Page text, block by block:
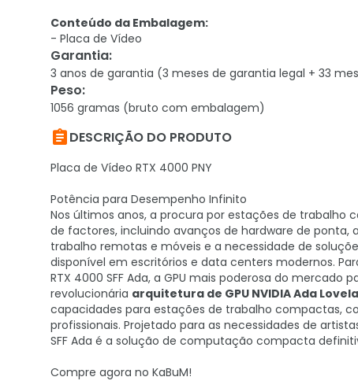
Conteúdo da Embalagem:
- Placa de Vídeo
Garantia:
3 anos de garantia (3 meses de garantia legal + 33
Peso:
1056 gramas (bruto com embalagem)
DESCRIÇÃO DO PRODUTO
Placa de Vídeo RTX 4000 PNY
Potência para Desempenho Infinito
Nos últimos anos, a procura por estações de trabalho
de factores, incluindo avanços de hardware de
trabalho remotas e móveis e a necessidade de
disponível em escritórios e data centers modernos.
RTX 4000 SFF Ada, a GPU mais poderosa do mercado
revolucionária arquitetura de GPU NVIDIA Ada
capacidades para estações de trabalho compactas,
profissionais. Projetado para as necessidades de
SFF Ada é a solução de computação compacta
Compre agora no KaBuM!